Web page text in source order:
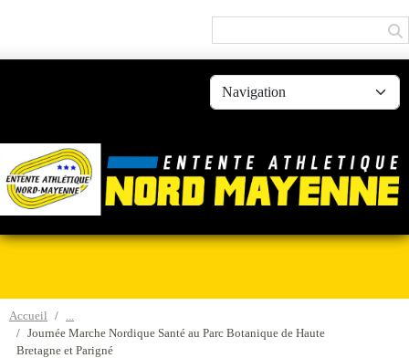
Accueil
Journée Marche Nordique Santé au Parc Botanique de Haute
Bretagne et Parigné